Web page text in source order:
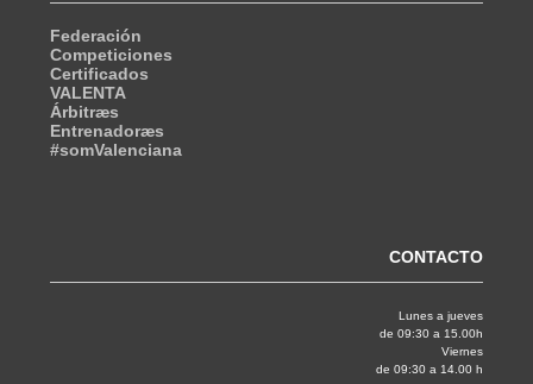
Federación
Competiciones
Certificados
VALENTA
Árbitræs
Entrenadoræs
#somValenciana
CONTACTO
Lunes a jueves
de 09:30 a 15.00h
Viernes
de 09:30 a 14.00 h